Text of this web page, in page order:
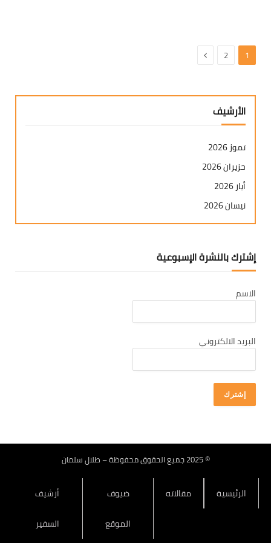
1
2 التالي
الأرشيف
تموز 2026
حزيران 2026
أيار 2026
نيسان 2026
آذار 2026
كانون ثاني 2026
تشرين ثاني 2025
تشرين أول 2025
أيلول 2025
تموز 2025
حزيران 2025
كانون ثاني 2025
إشترك بالنشرة الإسبوعية
الاسم
البريد الالكتروني
© 2025 جميع الحقوق محفوظة – طلال سلمان
الرئيسية مقالاته
ضيوف
الموقع
أرشيف
السفير